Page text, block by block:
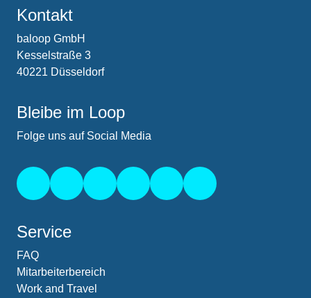
Kontakt
baloop GmbH
Kesselstraße 3
40221 Düsseldorf
Bleibe im Loop
Folge uns auf Social Media
Service
FAQ
Mitarbeiterbereich
Work and Travel